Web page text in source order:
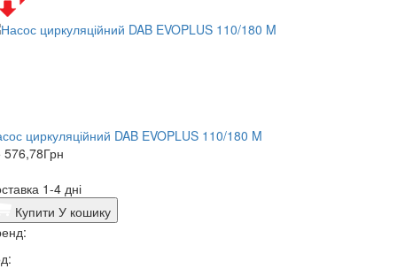
циркуляційний DAB EVOPLUS 110/180 M
576,78Грн
1-4 дні
Купити У кошику